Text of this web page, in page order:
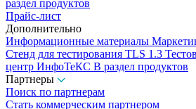
раздел продуктов
Прайс-лист
Дополнительно
Информационные материалы
Стенд для тестирования TLS 1.3
центр ИнфоТеКС В раздел продуктов
Партнеры
Поиск по партнерам
Стать коммерческим партнером